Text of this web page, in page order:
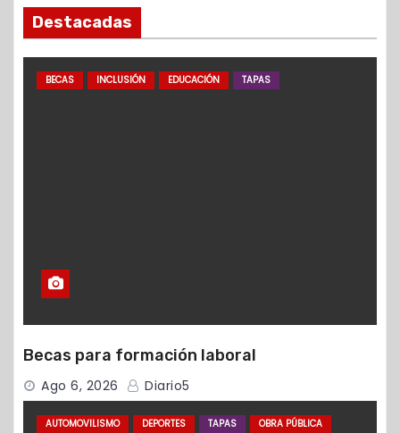
Destacadas
BECAS INCLUSIÓN EDUCACIÓN TAPAS
Becas para formación laboral
Ago 6, 2026 Diario5
AUTOMOVILISMO DEPORTES TAPAS OBRA PÚBLICA